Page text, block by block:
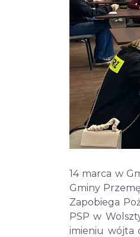
14 marca w
Gminy
Zapobiega
PSP w
imieniu wójta